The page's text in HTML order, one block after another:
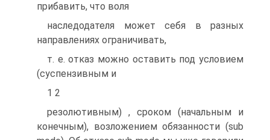
прибавить, что воля
наследодателя может себя в разных
направлениях ограничивать,
т. е. отказ можно оставить под условием
(суспензивным и
1 2
резолютивным) , сроком (начальным и
конечным), возложением обязанности (sub